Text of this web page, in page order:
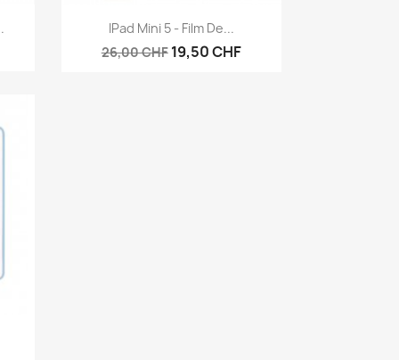
Aperçu rapide
IPad Mini 5 - Film De...
26,00 CHF 19,50 CHF